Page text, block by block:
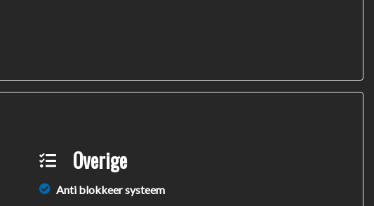
Overige
Anti blokkeer systeem